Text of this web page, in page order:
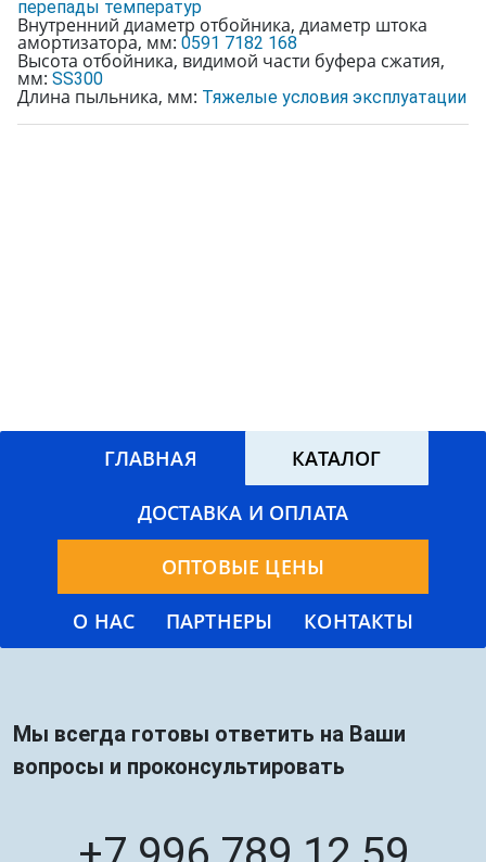
перепады температур
Внутренний диаметр отбойника, диаметр штока
амортизатора, мм: 0591 7182 168
Высота отбойника, видимой части буфера сжатия,
мм: SS300
Длина пыльника, мм: Тяжелые условия эксплуатации
ГЛАВНАЯ КАТАЛОГ
ДОСТАВКА И ОПЛАТА
ОПТОВЫЕ ЦЕНЫ
О НАС ПАРТНЕРЫ КОНТАКТЫ
Мы всегда готовы ответить на Ваши
вопросы и проконсультировать